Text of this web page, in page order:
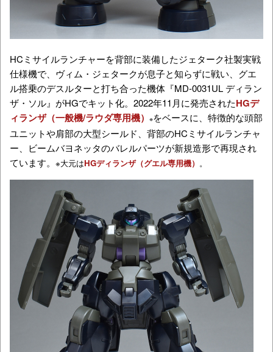
HCミサイルランチャーを背部に装備したジェターク社製実戦
仕様機で、ヴィム・ジェタークが息子と知らずに戦い、グエ
ル搭乗のデスルターと打ち合った機体『MD-0031UL ディラン
ザ・ソル』がHGでキット化。2022年11月に発売されたHGデ
ィランザ（一般機/ラウダ専用機） ※をベースに、特徴的な頭部
ユニットや肩部の大型シールド、背部のHCミサイルランチャ
ー、ビームバヨネッタのバレルパーツが新規造形で再現され
ています。 ※大元はHGディランザ（グエル専用機） 。